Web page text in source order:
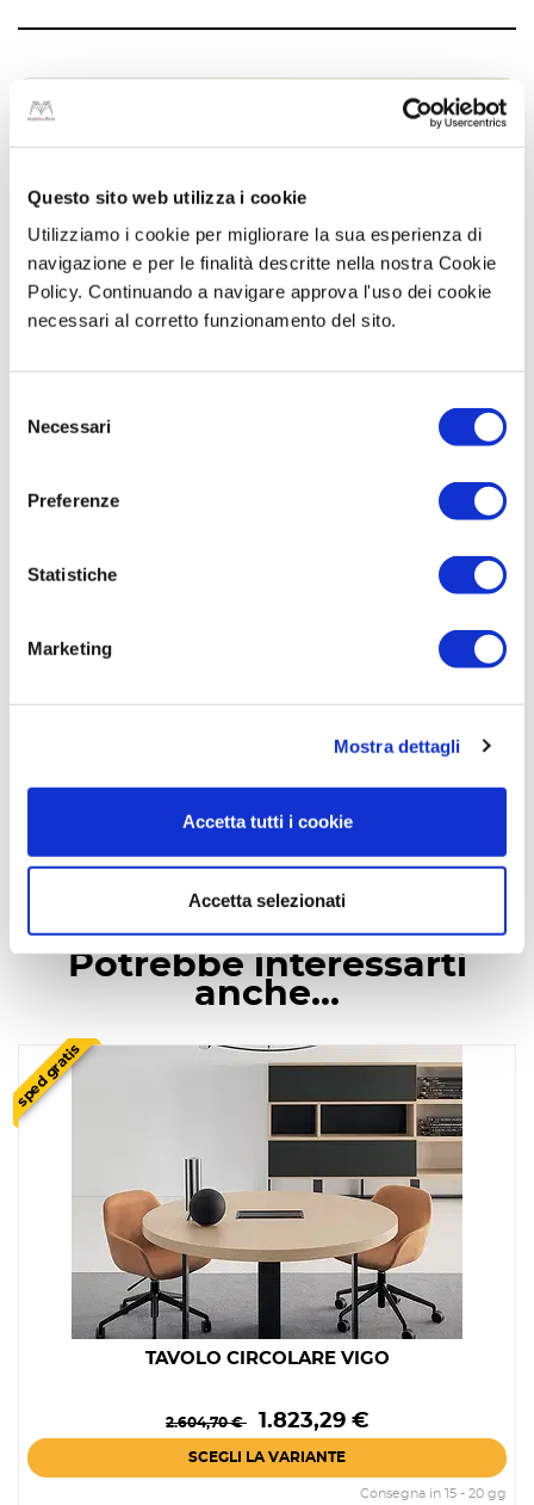
Questo sito web utilizza i cookie
Utilizziamo i cookie per migliorare la sua esperienza di
navigazione e per le finalità descritte nella nostra Cookie
Policy. Continuando a navigare approva l'uso dei cookie
necessari al corretto funzionamento del sito.
delNecessari
Preferenze
Statistiche
Marketing
Mostra dettagli
Accetta tutti i cookie
Accetta selezionati
L.285xp.130xh.75 ( lunghezza piano 220)
Stai arredando il tuo ufficio o hai
determinato articolo?
Richiedi subito una consulenza con il nostro team
di esperti per progettare insieme la migliore
soluzione
Scegli tu se hai bisogno di un installatore
gratuita
sicuri
su tutti i circuiti
Prodotti di
qualità
Potrebbe interessarti
anche…
sped gratis
TAVOLO CIRCOLARE VIGO
Prezzo
Prezzo
base
2.604,70 € 1.823,29 €
SCEGLI LA VARIANTE
Consegna in 15 - 20 gg